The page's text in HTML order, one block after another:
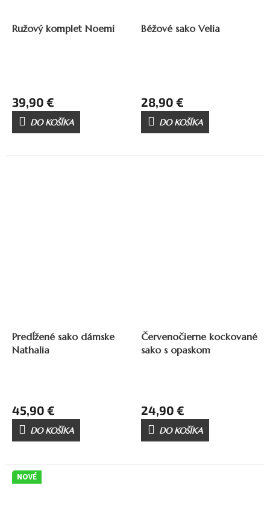
Ružový komplet Noemi
39,90 €
DO KOŠÍKA
Béžové sako Velia
28,90 €
DO KOŠÍKA
Predĺžené sako dámske
Nathalia
45,90 €
DO KOŠÍKA
Červenočierne kockované
sako s opaskom
24,90 €
DO KOŠÍKA
NOVÉ